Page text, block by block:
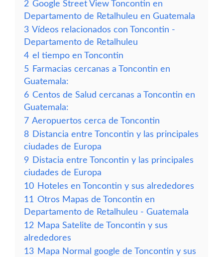
2 Google Street View Toncontin en
Departamento de Retalhuleu en Guatemala
3 Vídeos relacionados con Toncontin -
Departamento de Retalhuleu
4 el tiempo en Toncontin
5 Farmacias cercanas a Toncontin en
Guatemala:
6 Centos de Salud cercanas a Toncontin en
Guatemala:
7 Aeropuertos cerca de Toncontin
8 Distancia entre Toncontin y las principales
ciudades de Europa
9 Distacia entre Toncontin y las principales
ciudades de Europa
10 Hoteles en Toncontin y sus alrededores
11 Otros Mapas de Toncontin en
Departamento de Retalhuleu - Guatemala
12 Mapa Satelite de Toncontin y sus
alrededores
13 Mapa Normal google de Toncontin y sus